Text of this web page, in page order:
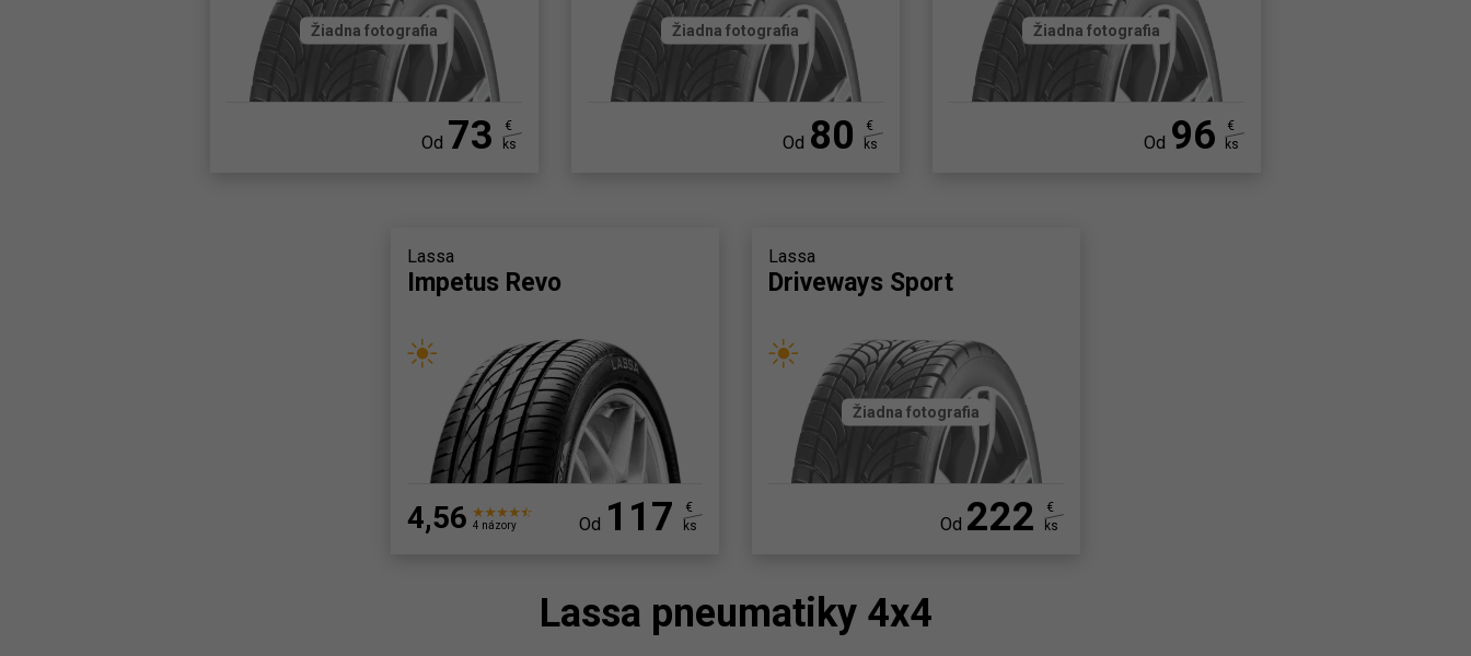
Žiadna fotografia
Od 73
€
ks
Žiadna fotografia
Od 80
€
ks
Žiadna fotografia
Od 96
€
ks
Lassa
Impetus Revo
4,56 4 názory Od 117
€
ks
Lassa
Driveways Sport
Žiadna fotografia
Od 222
€
ks
Lassa pneumatiky 4x4